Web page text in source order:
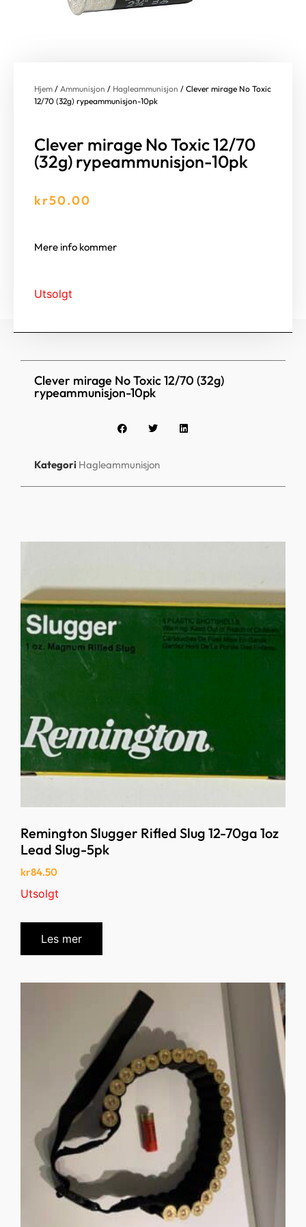
Hjem / Ammunisjon / Hagleammunisjon / Clever mirage No Toxic
12/70 (32g) rypeammunisjon-10pk
Clever mirage No Toxic 12/70
(32g) rypeammunisjon-10pk
kr50.00
Mere info kommer
Utsolgt
Clever mirage No Toxic 12/70 (32g)
rypeammunisjon-10pk
Kategori Hagleammunisjon
Remington Slugger Rifled Slug 12-70ga 1oz
Lead Slug-5pk
kr84.50
Utsolgt
Les mer